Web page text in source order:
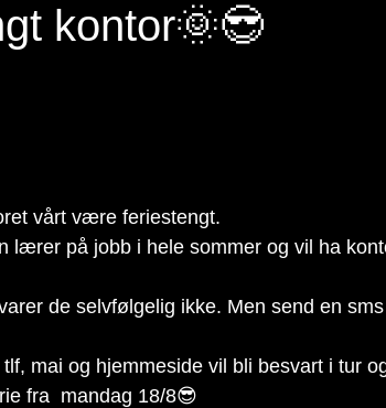
kontor🌞😎
vårt være feriestengt.
lærer på jobb i hele sommer og vil ha
mai og hjemmeside vil bli besvart i tur
fra  mandag 18/8😎